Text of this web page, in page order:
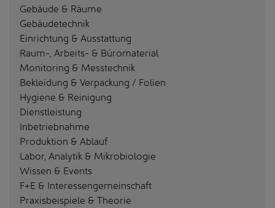
Gebäude & Räume
Gebäudetechnik
Einrichtung & Ausstattung
Raum-, Arbeits- & Büromaterial
Monitoring & Messtechnik
Bekleidung & Verpackung / Folien
Hygiene & Reinigung
Dienstleistung
Inbetriebnahme
Produktion & Ablauf
Labor, Analytik & Mikrobiologie
Wissen & Events
F+E & Interessengemeinschaft
Praxisbeispiele & Theorie